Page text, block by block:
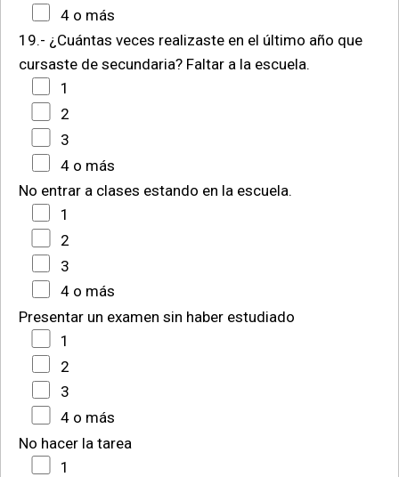
4 o más
19.- ¿Cuántas veces realizaste en el último año que
cursaste de secundaria? Faltar a la escuela.
1
2
3
4 o más
No entrar a clases estando en la escuela.
1
2
3
4 o más
Presentar un examen sin haber estudiado
1
2
3
4 o más
No hacer la tarea
1